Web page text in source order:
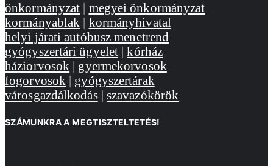
önkormányzat | megyei önkormányzat
kormányablak | kormányhivatal
helyi járati autóbusz menetrend
gyógyszertári ügyelet |kórház
háziorvosok | gyermekorvosok
fogorvosok | gyógyszertárak
városgazdálkodás| szavazókörök
SZÁMUNKRA A MEGTISZTELTETÉS!